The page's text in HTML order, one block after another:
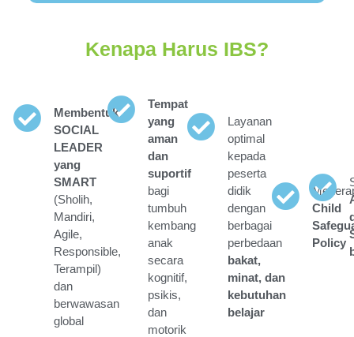
Kenapa Harus IBS?
Membentuk
SOCIAL
LEADER
yang
SMART
(Sholih,
Mandiri,
Agile,
Responsible,
Terampil)
dan
berwawasan
global
Tempat
yang
aman
dan
suportif
bagi
tumbuh
kembang
anak
secara
kognitif,
psikis,
dan
motorik
Layanan
optimal
kepada
peserta
didik
dengan
berbagai
perbedaan
bakat,
minat, dan
kebutuhan
belajar
Child
Policy